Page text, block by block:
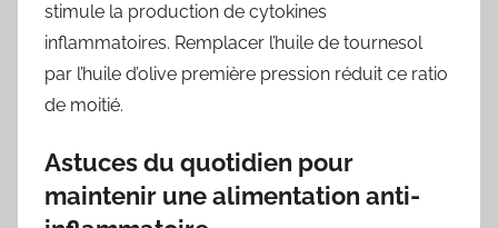
stimule la production de cytokines
inflammatoires. Remplacer l’huile de tournesol
par l’huile d’olive première pression réduit ce ratio
de moitié.
Astuces du quotidien pour
maintenir une alimentation anti-